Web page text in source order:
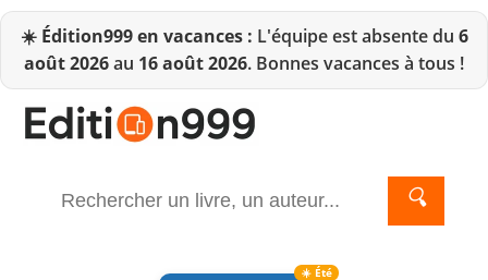
☀️ Édition999 en vacances : L'équipe est absente du 6
août 2026au 16 août 2026. Bonnes vacances à tous !
🔍